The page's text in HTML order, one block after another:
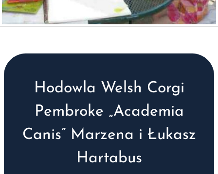
Hodowla Welsh Corgi
Pembroke „Academia
Canis” Marzena i Łukasz
Hartabus